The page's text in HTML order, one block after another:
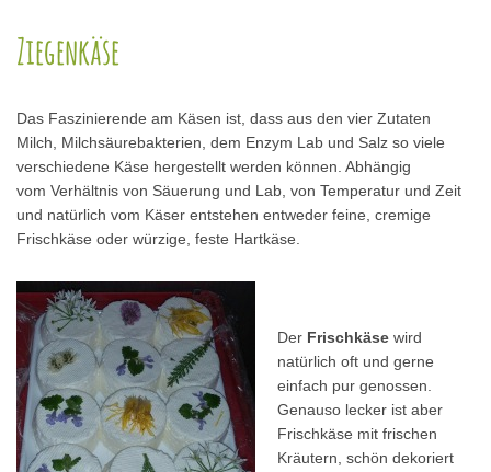
Ziegenkäse
Das Faszinierende am Käsen ist, dass aus den vier Zutaten
Milch, Milchsäurebakterien, dem Enzym Lab und Salz so viele
verschiedene Käse hergestellt werden können. Abhängig
vom Verhältnis von Säuerung und Lab, von Temperatur und Zeit
und natürlich vom Käser entstehen entweder feine, cremige
Frischkäse oder würzige, feste Hartkäse.
Der Frischkäse wird
natürlich oft und gerne
einfach pur genossen.
Genauso lecker ist aber
Frischkäse mit frischen
Kräutern, schön dekoriert